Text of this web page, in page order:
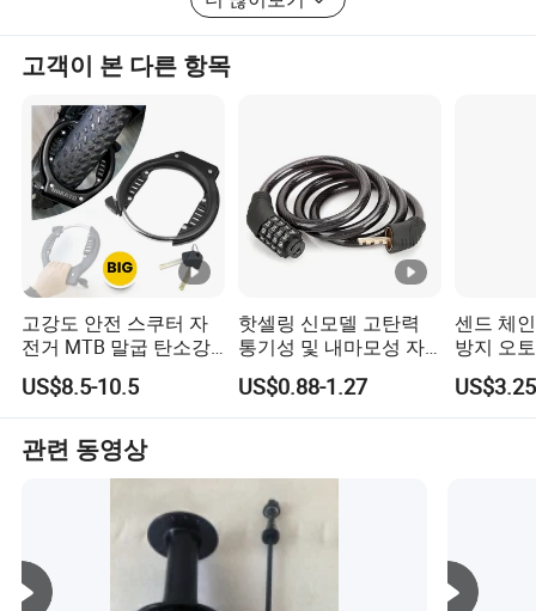
고객이 본 다른 항목
고강도 안전 스쿠터 자
전거 MTB 말굽 탄소강
대형 타이어 팻바이크
링 링 슬롯 오토바이 자
전거 프레임 잠금장치와
열쇠
US$8.5-10.5
핫셀링 신모델 고탄력
통기성 및 내마모성 자
전거 잠금장치
US$0.88-1.27
센드 체
방지 오
금장치
관련 동영상